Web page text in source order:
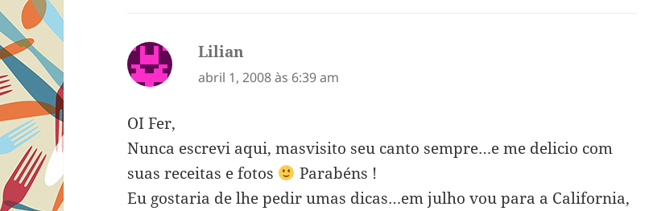
Lilian
abril 1, 2008 às 6:39 am
OI Fer,
Nunca escrevi aqui, masvisito seu canto sempre…e me delicio com
suas receitas e fotos
Parabéns !
Eu gostaria de lhe pedir umas dicas…em julho vou para a California,